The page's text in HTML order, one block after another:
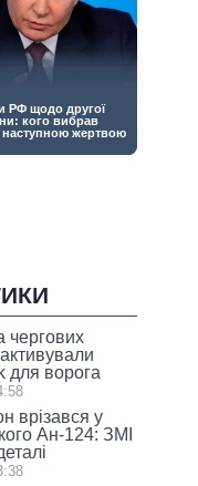
чергових
для ворога
врізався у
Ан-124: ЗМІ